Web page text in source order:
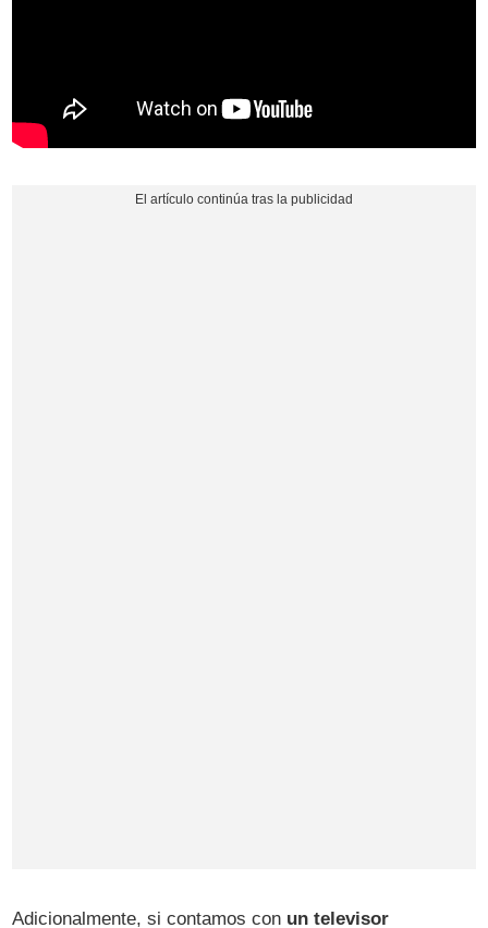
Adicionalmente, si contamos con un televisor